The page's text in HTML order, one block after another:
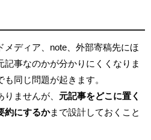
メディア、note、外部寄稿先にほ
事なのかが分かりにくくなりま
同じ問題が起きます。
ませんが、 元記事をどこに置く
約にするかまで設計しておくこと